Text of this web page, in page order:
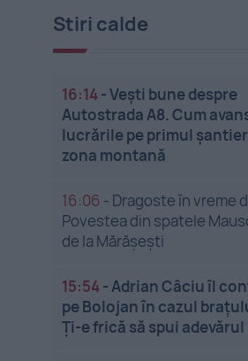
Stiri calde
16:14-Vești bune despre
Autostrada A8. Cum
lucrările pe primul
zona montană
16:06 - Dragoste în vreme
Povestea din spatele
de la Mărășești
15:54-Adrian Câciu îl
pe Bolojan în cazul
Ți-e frică să spui adevărul